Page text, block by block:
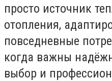
просто источник
отопления,
повседневные
когда важны
выбор и